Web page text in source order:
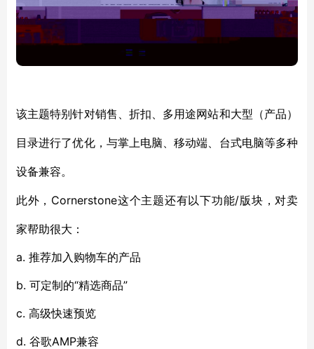
该主题特别针对销售、折扣、多用途网站和大型（产品）
目录进行了优化，与掌上电脑、移动端、台式电脑等多种
设备兼容。
此外， Cornerstone这个主题还有以下功能/版块，对卖
家帮助很大：
a. 推荐加入购物车的产品
b. 可定制的“精选商品”
c. 高级快速预览
d. 谷歌AMP兼容